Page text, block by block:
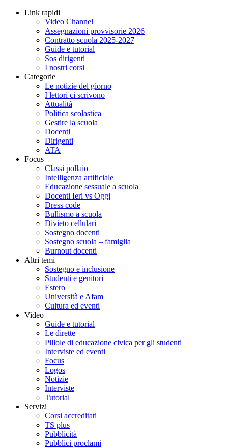
Link rapidi
Video Channel
Assegnazioni provvisorie 2026
Contratto scuola 2025-2027
Guide e tutorial
Sos dirigenti
I nostri corsi
Categorie
Le notizie del giorno
I lettori ci scrivono
Attualità
Politica scolastica
Gestire la scuola
Docenti
Dirigenti
ATA
Focus
Classi pollaio
Intelligenza artificiale
Educazione sessuale a scuola
Docenti Ieri vs Oggi
Dress code
Bullismo a scuola
Divieto cellulari
Sostegno docenti
Sostegno scuola – famiglia
Burnout docenti
Altri temi
Sostegno e inclusione
Studenti e genitori
Estero
Università e Afam
Cultura ed eventi
Video
Guide e tutorial
Le dirette
Pillole di educazione civica per gli studenti
Interviste ed eventi
Focus
Logos
Notizie
Interviste
Tutorial
Servizi
Corsi accreditati
TS plus
Pubblicità
Pubblici proclami